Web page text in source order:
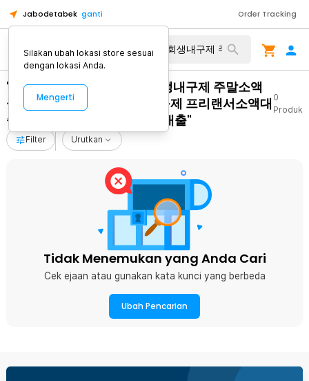
Jabodetabek ganti Order Tracking
"Tg탤 TSBUSIM 개인신불회생내구제 주말소액
급전대출 탬스뷰선불유심내구제 프리랜서소액대
출 상주시50만원모바일급전대출"
0
Produk
Filter Urutkan
Tidak Menemukan yang Anda Cari
Cek ejaan atau gunakan kata kunci yang berbeda
Ubah Pencarian
Silakan ubah lokasi store sesuai
dengan lokasi Anda.
Mengerti